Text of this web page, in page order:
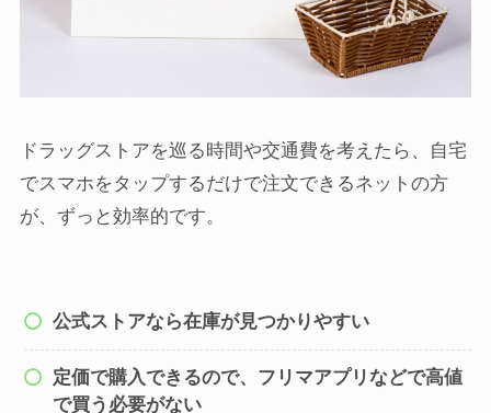
ドラッグストアを巡る時間や交通費を考えたら、自宅
でスマホをタップするだけで注文できるネットの方
が、ずっと効率的です。
公式ストアなら在庫が見つかりやすい
定価で購入できるので、フリマアプリなどで高値
で買う必要がない